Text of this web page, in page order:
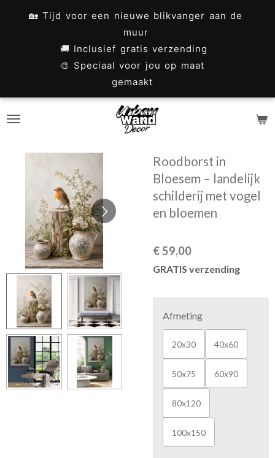
🏡 Tijd voor een nieuwe blikvanger aan de
muur
🚚 Inclusief gratis verzending
🎨 Speciaal voor jou op maat
gemaakt
Roodborst in
Bloesem – landelijk
schilderij met vogel
en bloemen
€ 59,00
GRATIS verzending
Afmeting
20x30 40x60
50x75 60x90
80x120
100x150